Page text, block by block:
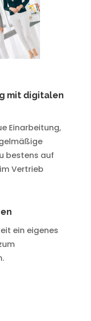
mit digitalen
Einarbeitung,
bestens auf
Vertrieb
ein eigenes